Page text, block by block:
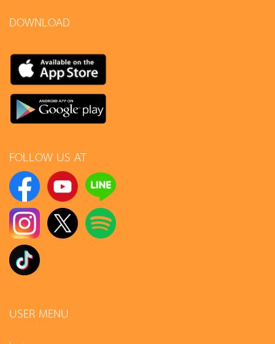
DOWNLOAD
FOLLOW US AT
USER MENU